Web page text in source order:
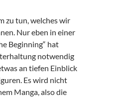
zu tun, welches wir
Nur eben in einer
Beginning“ hat
notwendig
an tiefen Einblick
Es wird nicht
Manga, also die